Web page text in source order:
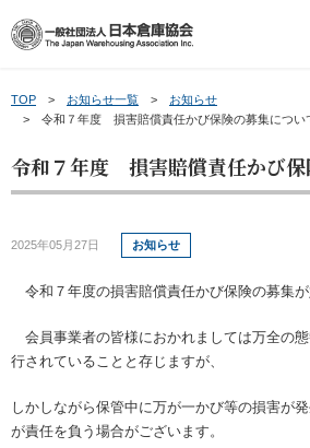
日本倉庫協会について
日本倉庫協会について
日本倉庫協会の概要
事業内容
倉庫業について
倉庫業PR動画（ポータル）
会員情報
会員情報
会員事業者一覧
地区倉庫協会一覧
倉庫協会ウェブタウン
会員事業者の皆さまへ
会員事業者の皆さまへ
新物効法対応ガイド
補助金のご案内
講習会等ご案内
講習会を探す
申請・お問い合わせ
申請・お問い合わせ
新着情報
TOP お知らせ一覧
お知らせ
令和７年度 損害賠償責任かび保険の募集につい
令和７年度 損害賠償責任かび保
2025年05月27日 お知らせ
令和７年度の損害賠償責任かび保険の募集が
会員事業者の皆様におかれましては万全の
行されていることと存じますが、
しかしながら保管中に万が一かび等の損害が
が責任を負う場合がございます。